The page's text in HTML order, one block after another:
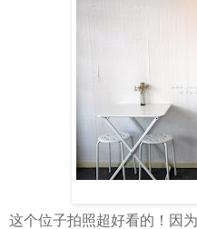
这个位子拍照超好看的！因